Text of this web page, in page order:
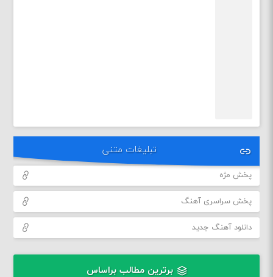
تبلیغات متنی
پخش مژه
پخش سراسری آهنگ
دانلود آهنگ جدید
برترین مطالب براساس